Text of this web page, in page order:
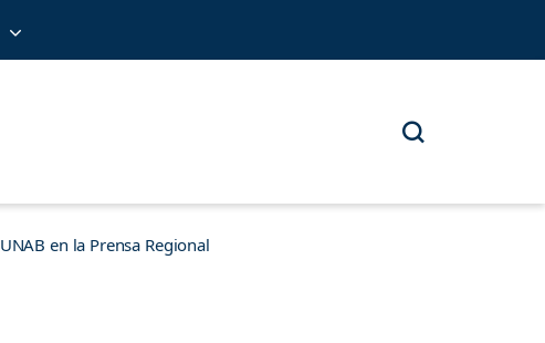
UNAB en la Prensa Regional